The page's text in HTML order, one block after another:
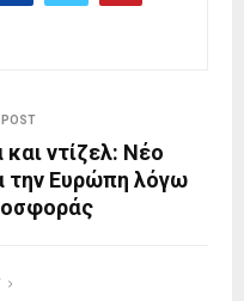
POST
ντίζελ: Νέο
την Ευρώπη λόγω